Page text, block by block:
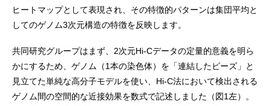
ヒートマップとして表現され、その特徴的パターンは集団平均と
してのゲノム3次元構造の特徴を反映します。
共同研究グループはまず、2次元Hi-Cデータの定量的意義を明ら
かにするため、ゲノム（1本の染色体）を「連結したビーズ」と
見立てた単純な高分子モデルを使い、Hi-C法において検出される
ゲノム間の空間的な近接効果を数式で記述しました（図1左）。